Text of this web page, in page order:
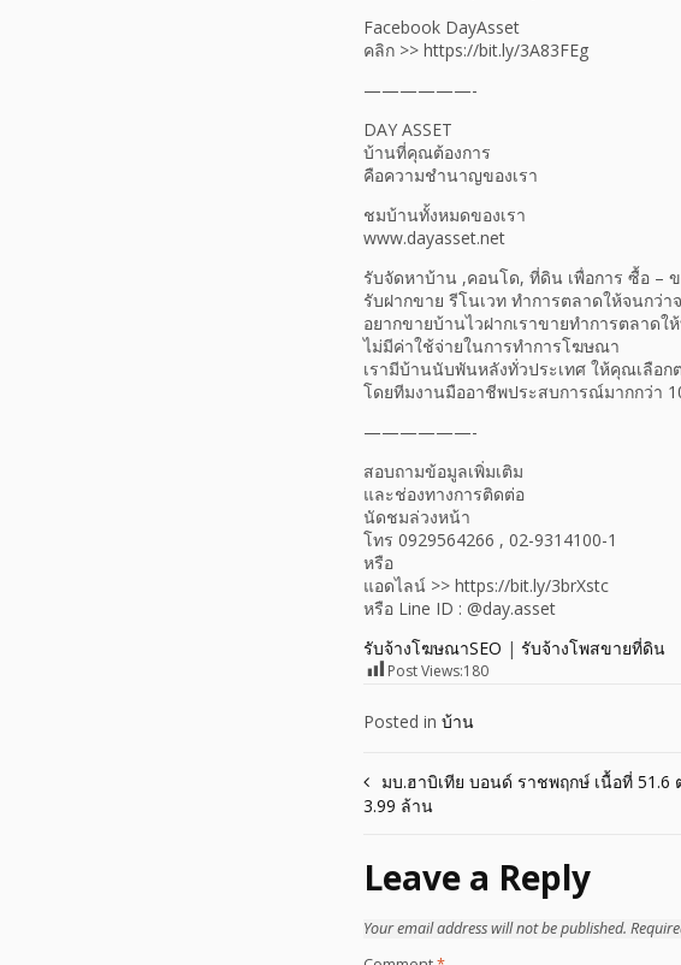
Facebook DayAsset
คลิก >> https://bit.ly/3A83FEg
——————-
DAY ASSET
บ้านที่คุณต้องการ
คือความชำนาญของเรา
ชมบ้านทั้งหมดของเรา
www.dayasset.net
รับจัดหาบ้าน ,คอนโด, ที่ดิน เพื่อการ ซื้อ – ข
รับฝากขาย รีโนเวท ทำการตลาดให้จนกว่า
อยากขายบ้านไวฝากเราขายทำการตลาดใ
ไม่มีค่าใช้จ่ายในการทำการโฆษณา
เรามีบ้านนับพันหลังทั่วประเทศ ให้คุณเลือ
โดยทีมงานมืออาชีพประสบการณ์มากกว่า
——————-
สอบถามข้อมูลเพิ่มเติม
และช่องทางการติดต่อ
นัดชมล่วงหน้า
โทร 0929564266 , 02-9314100-1
หรือ
แอดไลน์ >> https://bit.ly/3brXstc
หรือ Line ID : @day.asset
รับจ้างโฆษณาSEO | รับจ้างโพสขายที่ดิน
Post Views:180
Posted in บ้าน
Post
มบ.ฮาบิเทีย บอนด์ ราชพฤกษ์ เนื้อที่ 51.6
3.99 ล้าน
Leave a Reply
Your email address will not be published.